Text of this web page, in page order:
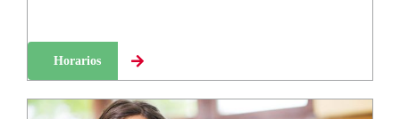
Horarios